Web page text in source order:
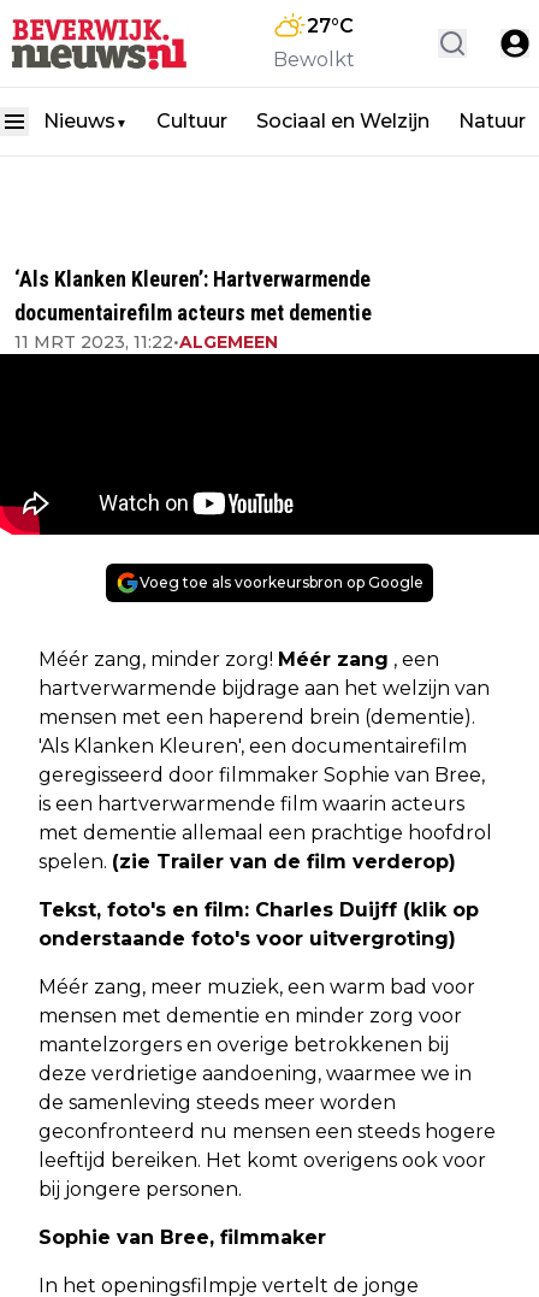
27°C
Bewolkt
Nieuws ▼ Cultuur Sociaal en Welzijn Natuur
‘Als Klanken Kleuren’: Hartverwarmende
documentairefilm acteurs met dementie
11 MRT 2023, 11:22•ALGEMEEN
Voeg toe als voorkeursbron op Google
Méér zang, minder zorg! Méér zang , een
hartverwarmende bijdrage aan het welzijn van
mensen met een haperend brein (dementie).
'Als Klanken Kleuren', een documentairefilm
geregisseerd door filmmaker Sophie van Bree,
is een hartverwarmende film waarin acteurs
met dementie allemaal een prachtige hoofdrol
spelen. (zie Trailer van de film verderop)
Tekst, foto's en film: Charles Duijff (klik op
onderstaande foto's voor uitvergroting)
Méér zang, meer muziek, een warm bad voor
mensen met dementie en minder zorg voor
mantelzorgers en overige betrokkenen bij
deze verdrietige aandoening, waarmee we in
de samenleving steeds meer worden
geconfronteerd nu mensen een steeds hogere
leeftijd bereiken. Het komt overigens ook voor
bij jongere personen.
Sophie van Bree, filmmaker
In het openingsfilmpje vertelt de jonge